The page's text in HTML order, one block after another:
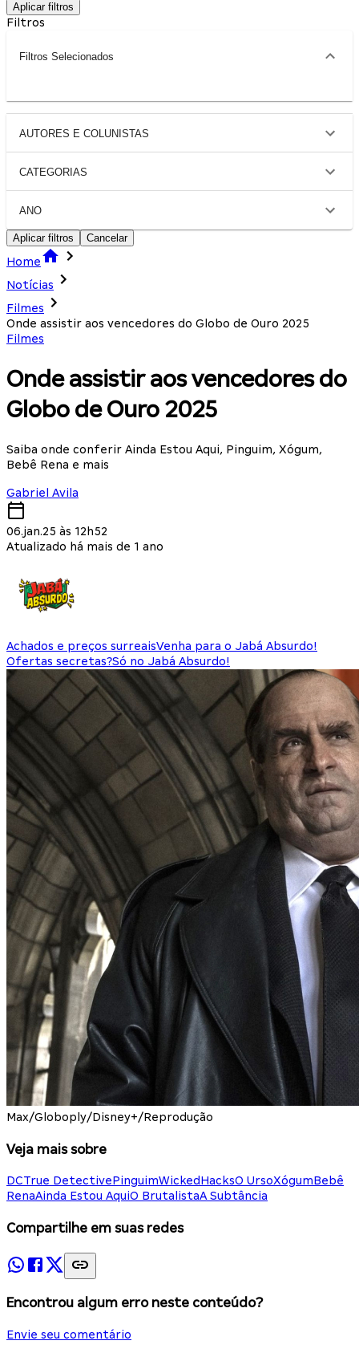
Aplicar filtros
Filtros
Filtros Selecionados
AUTORES E COLUNISTAS
CATEGORIAS
ANO
Aplicar filtros Cancelar
Home
Notícias
Filmes
Onde assistir aos vencedores do Globo de Ouro 2025
Filmes
Onde assistir aos vencedores do
Globo de Ouro 2025
Saiba onde conferir Ainda Estou Aqui, Pinguim, Xógum,
Bebê Rena e mais
Gabriel Avila
06.jan.25 às 12h52
Atualizado há mais de 1 ano
Achados e preços surreaisVenha para o Jabá Absurdo!
Ofertas secretas?Só no Jabá Absurdo!
Max/Globoply/Disney+/Reprodução
Veja mais sobre
DCTrue DetectivePinguimWickedHacksO UrsoXógumBebê
RenaAinda Estou AquiO BrutalistaA Subtância
Compartilhe em suas redes
Encontrou algum erro neste conteúdo?
Envie seu comentário